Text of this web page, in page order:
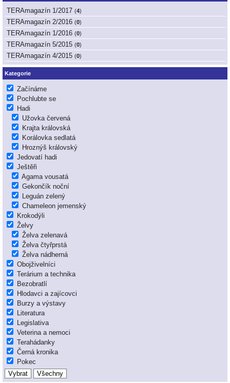
TERAmagazín 1/2017 (4)
TERAmagazín 2/2016 (0)
TERAmagazín 1/2016 (0)
TERAmagazín 5/2015 (0)
TERAmagazín 4/2015 (0)
Kategorie
Začínáme
Pochlubte se
Hadi
Užovka červená
Krajta královská
Korálovka sedlatá
Hroznýš královský
Jedovatí hadi
Ještěři
Agama vousatá
Gekončík noční
Leguán zelený
Chameleon jemenský
Krokodýli
Želvy
Želva zelenavá
Želva čtyřprstá
Želva nádherná
Obojživelníci
Terárium a technika
Bezobratlí
Hlodavci a zajícovci
Burzy a výstavy
Literatura
Legislativa
Veterina a nemoci
Terahádanky
Černá kronika
Pokec